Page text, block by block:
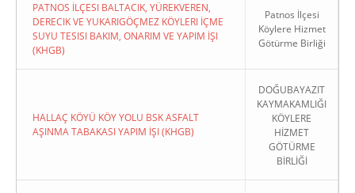
PATNOS İLÇESI BALTACIK, YÜREKVEREN,
DERECIK VE YUKARIGÖÇMEZ KÖYLERI İÇME
SUYU TESISI BAKIM, ONARIM VE YAPIM İŞI
(KHGB)
Patnos İlçesi
Köylere Hizmet
Götürme Birliği
HALLAÇ KÖYÜ KÖY YOLU BSK ASFALT
AŞINMA TABAKASI YAPIM İŞI (KHGB)
DOĞUBAYAZIT
KAYMAKAMLIĞI
KÖYLERE
HİZMET
GÖTÜRME
BİRLİĞİ